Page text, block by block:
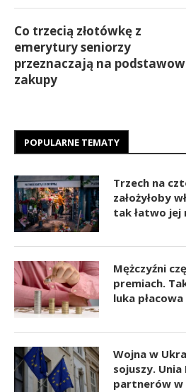
Co trzecią złotówkę z
emerytury seniorzy
przeznaczają na
zakupy
POPULARNE TEMATY
Trzech na
założyłoby
tak łatwo jej
Mężczyźni
premiach.
luka płacowa
Wojna w
sojuszy.
partnerów w